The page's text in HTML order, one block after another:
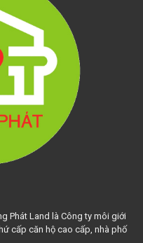
Phát Land là Công ty môi giới
cấp căn hộ cao cấp, nhà phố